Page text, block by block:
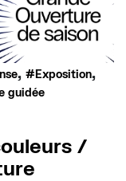
, Exposition,
guidée
/